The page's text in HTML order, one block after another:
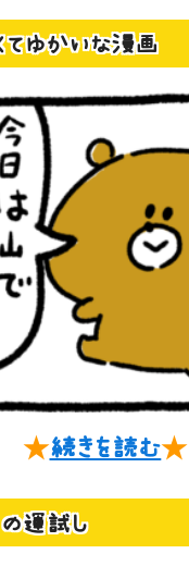
てゆかいな漫画
★続きを読む★
運試し